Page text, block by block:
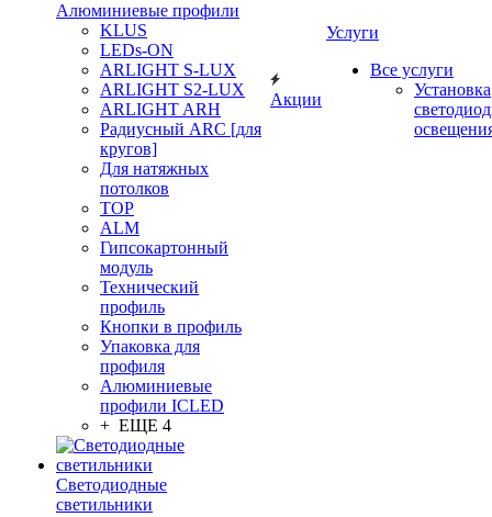
Алюминиевые профили
KLUS
LEDs-ON
ARLIGHT S-LUX
ARLIGHT S2-LUX
ARLIGHT ARH
Радиусный ARC [для
кругов]
Для натяжных
потолков
TOP
ALM
Гипсокартонный
модуль
Технический
профиль
Кнопки в профиль
Упаковка для
профиля
Алюминиевые
профили ICLED
+ ЕЩЕ 4
Светодиодные
светильники
Акции
Услуги
Все услуги
Установка